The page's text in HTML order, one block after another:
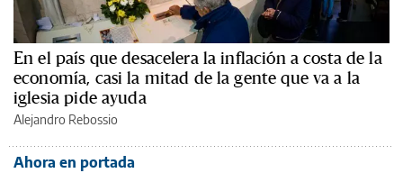
En el país que desacelera la inflación a costa de la
economía, casi la mitad de la gente que va a la
iglesia pide ayuda
Alejandro Rebossio
Ahora en portada